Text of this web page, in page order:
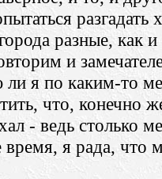
разгадать
разные, как
и
я по каким-то
что, конечно
- ведь столько
я рада, что